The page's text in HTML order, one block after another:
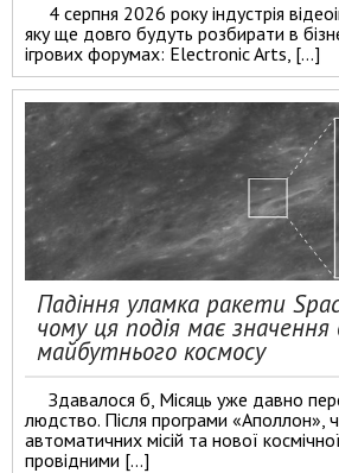
4 серпня 2026 року індустрія
яку ще довго будуть розбирати в
ігрових форумах: Electronic Arts, […]
Падіння уламка ракети
чому ця подія має значення
майбутнього космосу
Здавалося б, Місяць уже давно
людство. Після програми «Аполлон»,
автоматичних місій та нової
провідними […]